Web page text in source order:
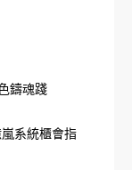
鑄魂踐
系統櫃會指